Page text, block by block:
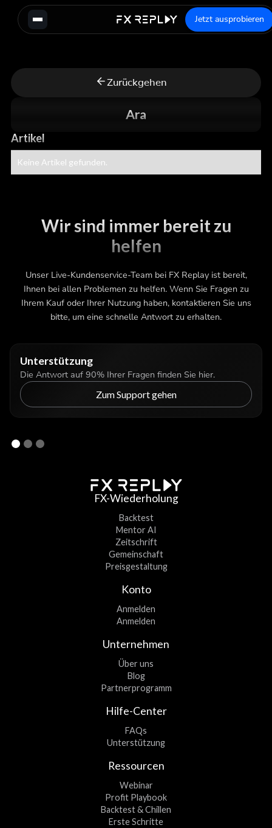
Jetzt ausprobieren
Zurückgehen
Ara
Artikel
Keine Artikel gefunden.
Wir sind immer bereit zu
helfen
Unser Live-Kundenservice-Team bei FX Replay ist bereit,
Ihnen bei allen Problemen zu helfen. Wenn Sie Fragen zu
Ihrem Kauf oder Ihrer Nutzung haben, kontaktieren Sie uns
bitte, um eine schnelle Antwort zu erhalten.
Unterstützung
Die Antwort auf 90% Ihrer Fragen finden Sie hier.
Zum Support gehen
FX-Wiederholung
Backtest
Mentor AI
Zeitschrift
Gemeinschaft
Preisgestaltung
Konto
Anmelden
Anmelden
Unternehmen
Über uns
Blog
Partnerprogramm
Hilfe-Center
FAQs
Unterstützung
Ressourcen
Webinar
Profit Playbook
Backtest & Chillen
Erste Schritte